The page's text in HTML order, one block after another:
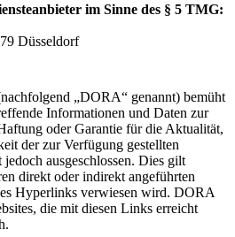
im Sinne des § 5 TMG:
Düsseldorf
„DORA“ genannt) bemüht
Informationen und Daten zur
oder Garantie für die Aktualität,
der zur Verfügung gestellten
ausgeschlossen. Dies gilt
direkt oder indirekt angeführten
Hyperlinks verwiesen wird. DORA
die mit diesen Links erreicht